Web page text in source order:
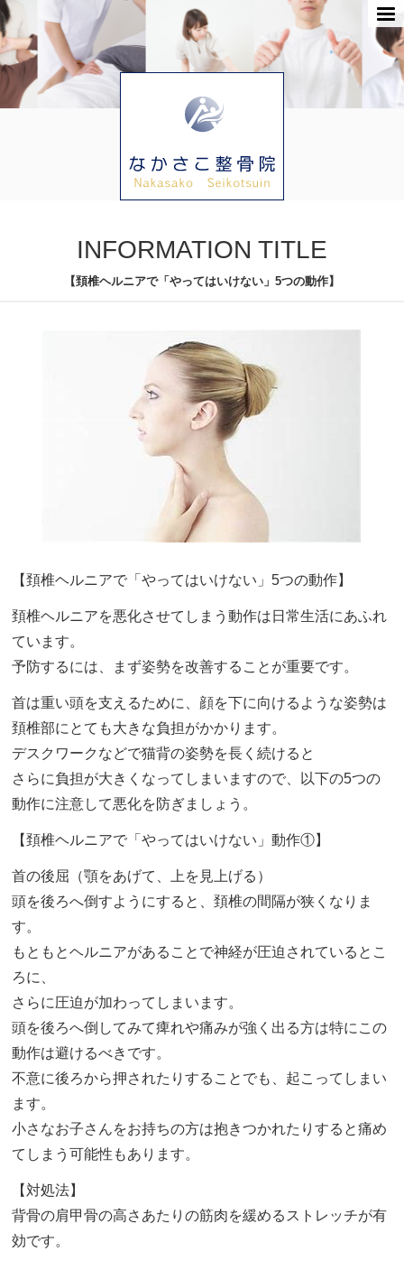
INFORMATION TITLE
【頚椎ヘルニアで「やってはいけない」5つの動作】
【頚椎ヘルニアで「やってはいけない」5つの動作】
頚椎ヘルニアを悪化させてしまう動作は日常生活にあふれ
ています。
予防するには、まず姿勢を改善することが重要です。
首は重い頭を支えるために、顔を下に向けるような姿勢は
頚椎部にとても大きな負担がかかります。
デスクワークなどで猫背の姿勢を長く続けると
さらに負担が大きくなってしまいますので、以下の5つの
動作に注意して悪化を防ぎましょう。
【頚椎ヘルニアで「やってはいけない」動作①】
首の後屈（顎をあげて、上を見上げる）
頭を後ろへ倒すようにすると、頚椎の間隔が狭くなりま
す。
もともとヘルニアがあることで神経が圧迫されているとこ
ろに、
さらに圧迫が加わってしまいます。
頭を後ろへ倒してみて痺れや痛みが強く出る方は特にこの
動作は避けるべきです。
不意に後ろから押されたりすることでも、起こってしまい
ます。
小さなお子さんをお持ちの方は抱きつかれたりすると痛め
てしまう可能性もあります。
【対処法】
背骨の肩甲骨の高さあたりの筋肉を緩めるストレッチが有
効です。